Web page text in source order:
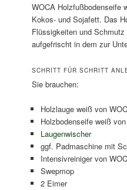
WOCA Holzfußbodenseife
Kokos- und Sojafett. Das
Flüssigkeiten und
aufgefrischt in dem zur
SCHRITT FÜR SCHRITT
Sie brauchen:
Holzlauge weiß von
Holzbodenseife weiß
Laugenwischer
ggf. Padmaschine mit
Intensivreiniger von
Swepmop
2 Eimer